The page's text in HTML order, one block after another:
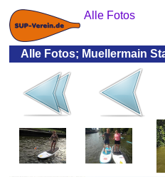
Alle Fotos
Alle Fotos; Muellermain